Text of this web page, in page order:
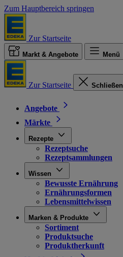
Zum Hauptbereich springen
Zur Startseite
Markt & Angebote Menü
Zur Startseite Schließen
Angebote
Märkte
Rezepte
Rezeptsuche
Rezeptsammlungen
Wissen
Bewusste Ernährung
Ernährungsformen
Lebensmittelwissen
Marken & Produkte
Sortiment
Produktsuche
Produktherkunft